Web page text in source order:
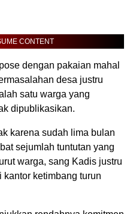
CONTENT
dengan pakaian mahal
desa justru
satu warga yang
dipublikasikan.
karena sudah lima bulan
sejumlah tuntutan yang
warga, sang Kadis justru
kantor ketimbang turun